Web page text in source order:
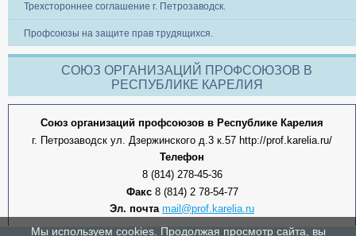
Трехстороннее соглашение г. Петрозаводск.
Профсоюзы на защите прав трудящихся.
СОЮЗ ОРГАНИЗАЦИЙ ПРОФСОЮЗОВ В
РЕСПУБЛИКЕ КАРЕЛИЯ
Союз организаций профсоюзов в Республике Карелия
г. Петрозаводск ул. Дзержинского д.3 к.57 http://prof.karelia.ru/
Телефон
8 (814) 278-45-36
Факс8 (814) 2 78-54-77
Эл. почта mail@prof.karelia.ru
Мы используем cookies. Продолжая просмотр сайта, вы